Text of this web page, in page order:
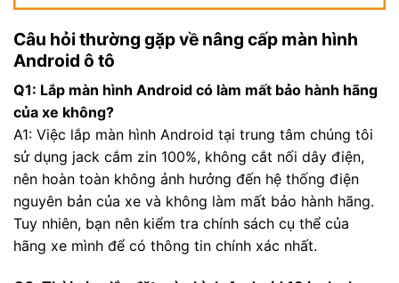
Câu hỏi thường gặp về nâng cấp màn hình
Android ô tô
Q1: Lắp màn hình Android có làm mất bảo hành hãng
của xe không?
A1: Việc lắp màn hình Android tại trung tâm chúng tôi
sử dụng jack cắm zin 100%, không cắt nối dây điện,
nên hoàn toàn không ảnh hưởng đến hệ thống điện
nguyên bản của xe và không làm mất bảo hành hãng.
Tuy nhiên, bạn nên kiểm tra chính sách cụ thể của
hãng xe mình để có thông tin chính xác nhất.